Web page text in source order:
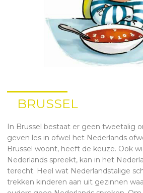
BRUSSEL
In Brussel bestaat er geen tweetalig
geven les in ofwel het Nederlands
Brussel woont, heeft de keuze. Ook
Nederlands spreekt, kan in het
terecht. Heel wat Nederlandstalige
trekken kinderen aan uit gezinnen